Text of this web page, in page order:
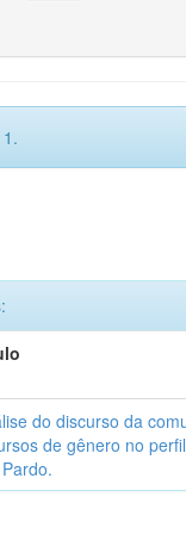
do discurso da
de gênero no